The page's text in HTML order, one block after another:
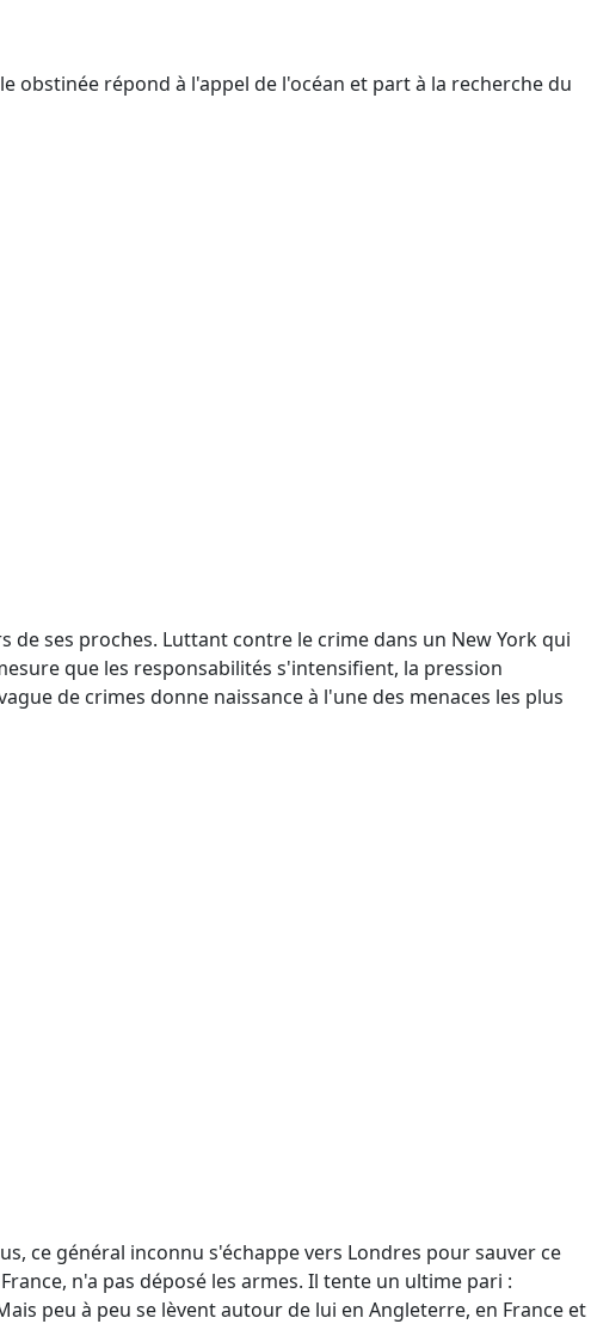
obstinée répond à l'appel de l'océan et part à la recherche du
de ses proches. Luttant contre le crime dans un New York qui
que les responsabilités s'intensifient, la pression
de crimes donne naissance à l'une des menaces les plus
ce général inconnu s'échappe vers Londres pour sauver ce
n'a pas déposé les armes. Il tente un ultime pari :
peu à peu se lèvent autour de lui en Angleterre, en France et